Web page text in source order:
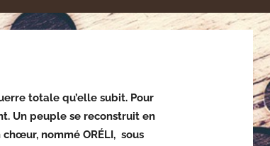
totale qu’elle subit. Pour
Un peuple se reconstruit en
nommé ORÉLI, sous